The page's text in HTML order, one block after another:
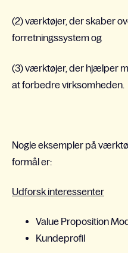
(2) værktøjer, der skaber
forretningssystem og
(3) værktøjer, der hjælper
at forbedre virksomheden.
Nogle eksempler på
formål er:
Udforsk interessenter
Value Proposition
Kundeprofil